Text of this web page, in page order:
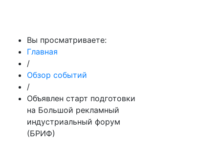
Вы просматриваете:
Главная
/
Обзор событий
/
Объявлен старт подготовки
на Большой рекламный
индустриальный форум
(БРИФ)